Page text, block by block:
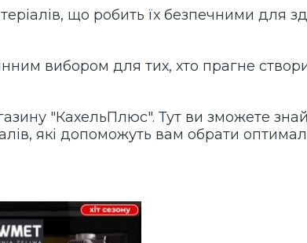
що робить їх безпечними для
вибором для тих, хто прагне
"КахельПлюс". Тут ви зможете
які допоможуть вам обрати